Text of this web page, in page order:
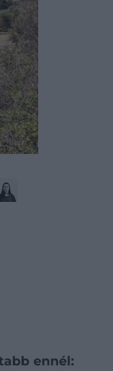
ennél: